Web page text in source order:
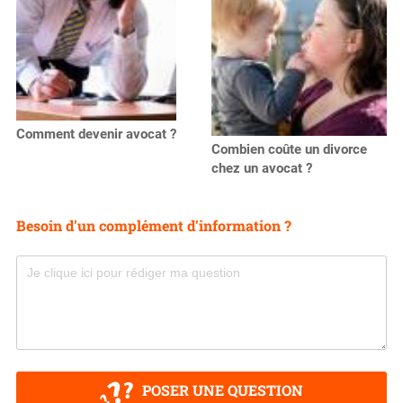
Comment devenir avocat ?
Combien coûte un divorce
chez un avocat ?
Besoin d'un complément d'information ?
POSER UNE QUESTION